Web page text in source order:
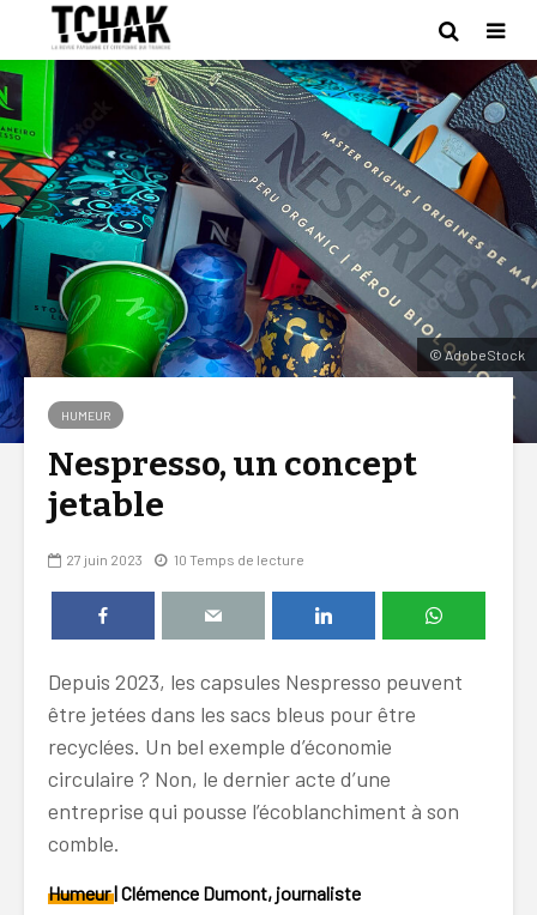
© AdobeStock
HUMEUR
Nespresso, un concept
jetable
27 juin 2023 10 Temps de lecture
Depuis 2023, les capsules Nespresso peuvent
être jetées dans les sacs bleus pour être
recyclées. Un bel exemple d’économie
circulaire ? Non, le dernier acte d’une
entreprise qui pousse l’écoblanchiment à son
comble.
Humeur| Clémence Dumont, journaliste